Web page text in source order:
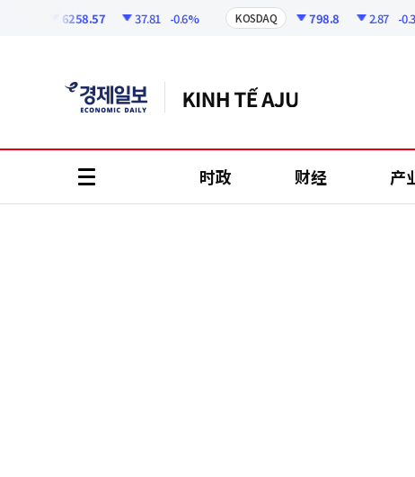
6258.57 37.81 -0.6% KOSDAQ 798.8 2.87 -0.36%
时政 财经 产